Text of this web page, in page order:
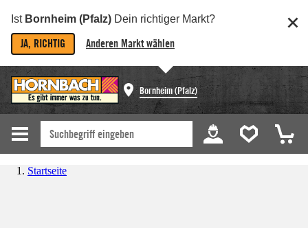
Ist Bornheim (Pfalz) Dein richtiger Markt?
JA, RICHTIG Anderen Markt wählen
Bornheim (Pfalz)
Startseite